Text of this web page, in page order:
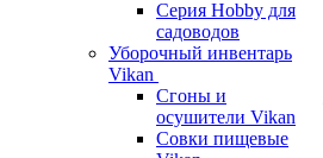
Серия Hobby для
садоводов
Уборочный инвентарь
Vikan
Сгоны и
осушители Vikan
Совки пищевые